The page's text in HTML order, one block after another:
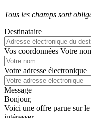
Tous les champs sont
Destinataire
Vos coordonnées Votre
Votre adresse électronique
Message
Bonjour,
Voici une offre parue sur